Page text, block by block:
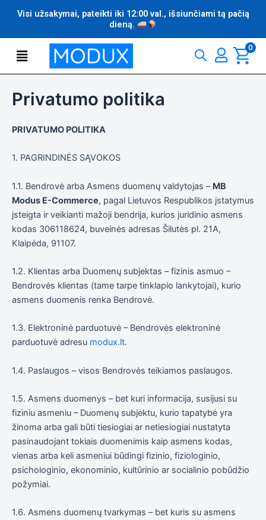
Visi užsakymai, pateikti iki 12:00 val., išsiunčiami tą pačią
dieną.
Flyout
Menu
0
Privatumo politika
PRIVATUMO POLITIKA
1. PAGRINDINĖS SĄVOKOS
1.1. Bendrovė arba Asmens duomenų valdytojas – MB
Modus E-Commerce, pagal Lietuvos Respublikos įstatymus
įsteigta ir veikianti mažoji bendrija, kurios juridinio asmens
kodas 306118624, buveinės adresas Šilutės pl. 21A,
Klaipėda, 91107.
1.2. Klientas arba Duomenų subjektas – fizinis asmuo –
Bendrovės klientas (tame tarpe tinklapio lankytojai), kurio
asmens duomenis renka Bendrovė.
1.3. Elektroninė parduotuvė – Bendrovės elektroninė
parduotuvė adresu modux.lt.
1.4. Paslaugos – visos Bendrovės teikiamos paslaugos.
1.5. Asmens duomenys – bet kuri informacija, susijusi su
fiziniu asmeniu – Duomenų subjektu, kurio tapatybė yra
žinoma arba gali būti tiesiogiai ar netiesiogiai nustatyta
pasinaudojant tokiais duomenimis kaip asmens kodas,
vienas arba keli asmeniui būdingi fizinio, fiziologinio,
psichologinio, ekonominio, kultūrinio ar socialinio pobūdžio
požymiai.
1.6. Asmens duomenų tvarkymas – bet kuris su asmens
Tiksliniai
Šie
yra
reikalingi,
kad
tinkamai
veiktų.
Statistika
svetainės